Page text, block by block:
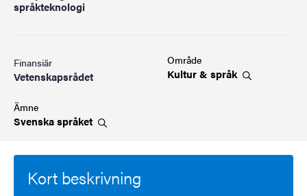
språkteknologi
Finansiär
Vetenskapsrådet
Område
Kultur & språk
Ämne
Svenskaspråket
Kort beskrivning